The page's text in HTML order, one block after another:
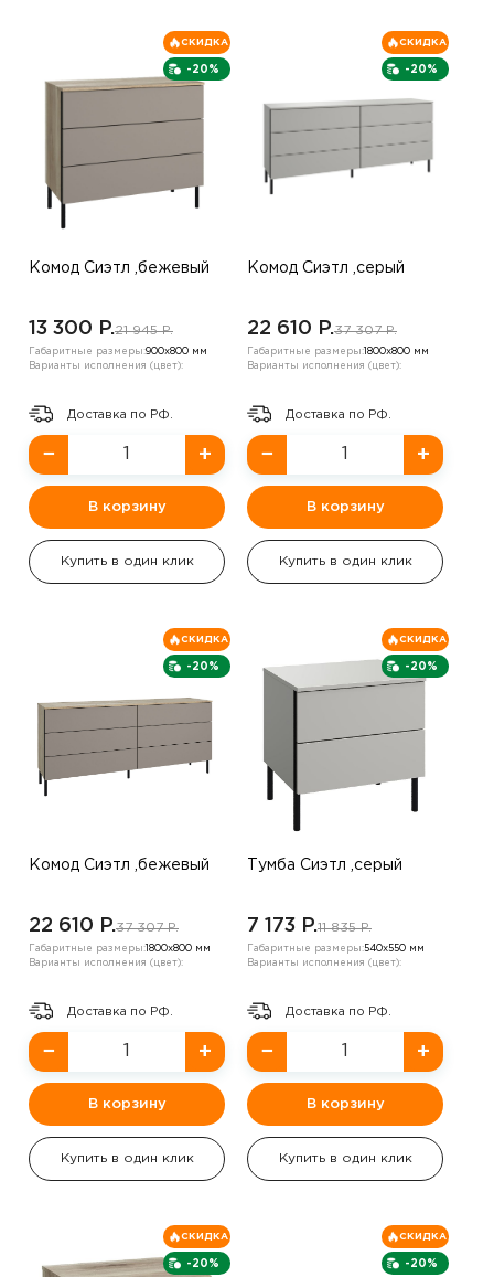
-20%
СКИДКА
Комод Сиэтл ,бежевый
13 300 P.21 945 P.
Габаритные размеры:900х800 мм
Варианты исполнения (цвет):
Доставка по РФ.
− +
В корзину
Купить в один клик
-20%
СКИДКА
Комод Сиэтл ,серый
22 610 P.37 307 P.
Габаритные размеры: 1800х800 мм
Варианты исполнения (цвет):
Доставка по РФ.
− +
В корзину
Купить в один клик
-20%
СКИДКА
Комод Сиэтл ,бежевый
22 610 P.37 307 P.
Габаритные размеры: 1800х800 мм
Варианты исполнения (цвет):
Доставка по РФ.
− +
В корзину
Купить в один клик
-20%
СКИДКА
Тумба Сиэтл ,серый
7 173 P.11 835 P.
Габаритные размеры:540х550 мм
Варианты исполнения (цвет):
Доставка по РФ.
− +
В корзину
Купить в один клик
-20%
СКИДКА
-20%
СКИДКА